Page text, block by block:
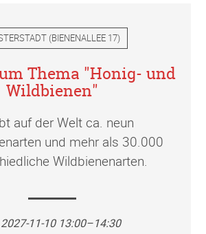
(BIENENALLEE 17)
Thema "Honig- und
Wildbienen"
auf der Welt ca. neun
und mehr als 30.000
Wildbienenarten.
2027-11-10 13:00–14:30